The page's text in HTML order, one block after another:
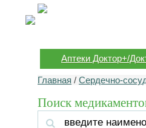
Аптеки Доктор+/
Главная / Сердечно-
Поиск